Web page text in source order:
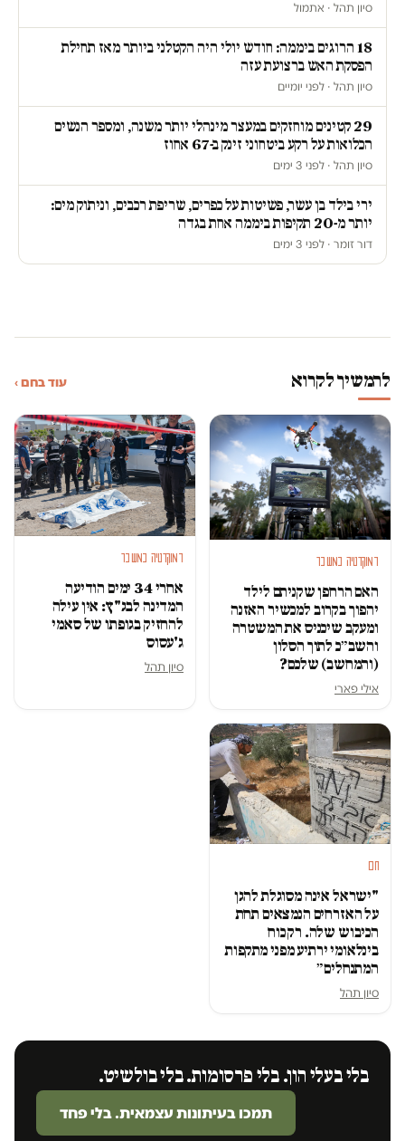
סיון תהל · אתמול
18 הרוגים ביממה: חודש יולי היה הקטלני ביותר מאז תחילת
הפסקת האש ברצועת עזה
סיון תהל · לפני יומיים
29 קטינים מוחזקים במעצר מינהלי יותר משנה, ומספר הנשים
הכלואות על רקע ביטחוני זינק ב-67 אחוז
סיון תהל · לפני 3 ימים
ירי בילד בן עשר, פשיטות על כפרים, שריפת רכבים, וניתוק מים:
יותר מ-20 תקיפות ביממה אחת בגדה
דור זומר · לפני 3 ימים
להמשיך לקרוא עוד בחם ›
דמוקרטיה במשבר
האם הרחפן שקניתם לילד
יהפוך בקרוב למכשיר האזנה
ומעקב שיכניס את המשטרה
והשב״כ לתוך הסלון
(והמחשב) שלכם?
אילי פארי
דמוקרטיה במשבר
אחרי 34 ימים הודיעה
המדינה לבג"ץ: אין עילה
להחזיק בגופתו של סאמי
ג'עסוס
סיון תהל
חם
"ישראל אינה מסוגלת להגן
על האזרחים הנמצאים תחת
הכיבוש שלה. רק כוח
בינלאומי ירתיע מפני מתקפות
המתנחלים״
סיון תהל
בלי בעלי הון. בלי פרסומות. בלי בולשיט.
תמכו בעיתונות עצמאית. בלי פחד